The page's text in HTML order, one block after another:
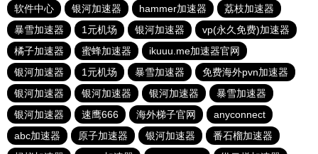
软件中心
银河加速器 hammer加速器
荔枝加速器
暴雪加速器
1元机场 银河加速器
vp(永久免费)加速器
橘子加速器
蜜蜂加速器
ikuuu.me加速器官网
银河加速器
1元机场 暴雪加速器
免费海外pvn加速器
银河加速器
银河加速器 银河加速器
暴雪加速器
银河加速器
速鹰666 海外梯子官网
anyconnect
abc加速器
原子加速器 银河加速器
番石榴加速器